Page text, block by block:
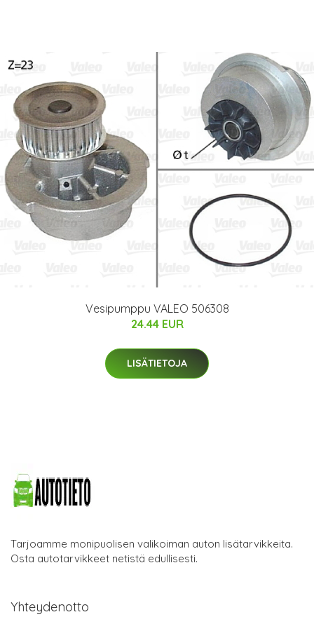
Vesipumppu VALEO 506308
24.44 EUR
LISÄTIETOJA
Tarjoamme monipuolisen valikoiman auton lisätarvikkeita.
Osta autotarvikkeet netistä edullisesti.
Yhteydenotto